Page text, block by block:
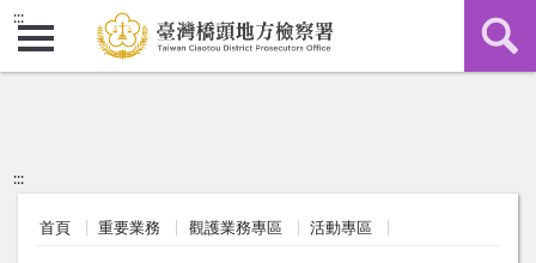
:::
:::
首頁 重要業務 觀護業務專區 活動專區